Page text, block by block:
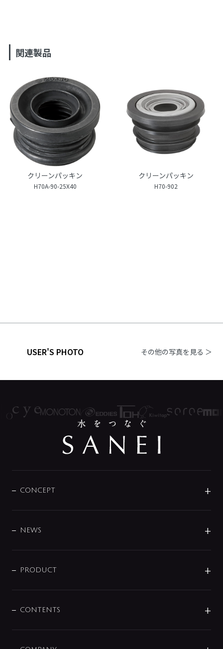
関連製品
クリーンパッキン
H70A-90-25X40
クリーンパッキン
H70-902
USER'S PHOTO その他の写真を見る ＞
CONCEPT
DESIGN
NEWS
商品に関して
その他
PRODUCT
センサー・タッチ水栓
CONTENTS